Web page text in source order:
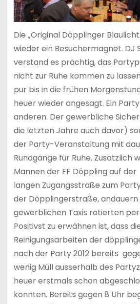
Die „Original Döpplinger
wieder ein Besuchermagnet. DJ
verstand es prächtig, das
nicht zur Ruhe kommen zu
pur bis in die frühen
heuer wieder angesagt. Ein
anderen. Der gewerbliche
die letzten Jahre auch davor)
der Party-Veranstaltung mit
Rundgänge für Ruhe. Zusätzlich
Mannen der FF Döppling auf
langen Zugangsstraße zum
der Döpplingerstraße, andauern
gewerblichen Taxis rotierten
Positivst zu erwähnen ist, dass
Reinigungsarbeiten der
nach der Party 2012 bereits
wenig Müll ausserhalb des
heuer erstmals schon
konnten. Bereits gegen 8 Uhr